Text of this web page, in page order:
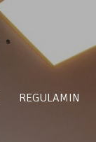
REGULAMIN